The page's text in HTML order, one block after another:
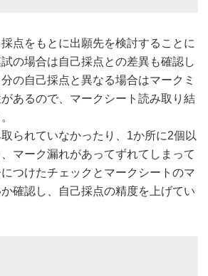
点をもとに出願先を検討することに
の場合は自己採点との差異も確認し
の自己採点と異なる場合はマークミ
あるので、マークシート読み取り結
られていなかったり、1か所に2個以
、マーク漏れがあってずれてしまって
つけたチェックとマークシートのマ
確認し、自己採点の精度を上げてい